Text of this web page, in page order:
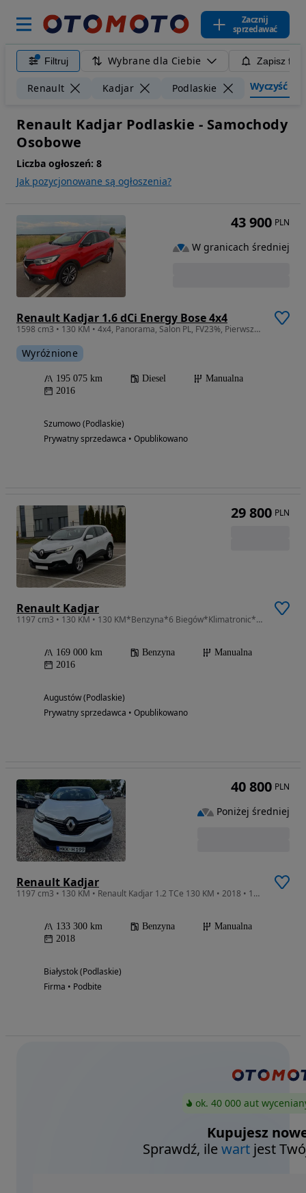
Zacznij
sprzedawać
Filtruj Wybrane dla Ciebie Zapisz
Renault Kadjar Podlaskie Wyczyść
Renault Kadjar Podlaskie - Samochody
Osobowe
Liczba ogłoszeń: 8
Jak pozycjonowane są ogłoszenia?
Renault Kadjar 1.6 dCi Energy Bose 4x4
1598 cm3 • 130 KM • 4x4, Panorama, Salon PL, FV23%, Pierwszy właściciel, KeyLess Go, BOSE
Wyróżnione
195 075 km Diesel
Manualna
2016
Szumowo (Podlaskie)
Prywatny sprzedawca • Opublikowano
43 900 PLN
W granicach średniej
Renault Kadjar
1197 cm3 • 130 KM • 130 KM*Benzyna*6 Biegów*Klimatronic*Komputer*Ledy*Alufelgi*Jak Nowy
169 000 km Benzyna
Manualna
2016
Augustów (Podlaskie)
Prywatny sprzedawca • Opublikowano
29 800 PLN
Renault Kadjar
1197 cm3 • 130 KM • Renault Kadjar 1.2 TCe 130 KM • 2018 • 133 tys. km •
133 300 km Benzyna
Manualna
2018
Białystok (Podlaskie)
Firma • Podbite
40 800 PLN
Poniżej średniej
ok. 40 000 aut
Kupujesz
Sprawdź, ilewart jest